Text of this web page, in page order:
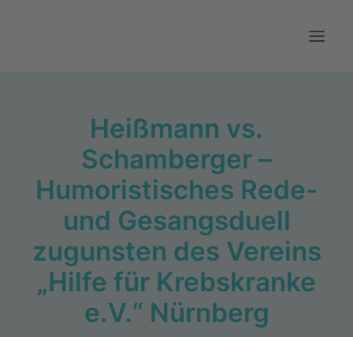
Mitwirken
Kontakt
Heißmann vs.
Schamberger –
Humoristisches Rede-
und Gesangsduell
zugunsten des Vereins
„Hilfe für Krebskranke
e.V.“ Nürnberg